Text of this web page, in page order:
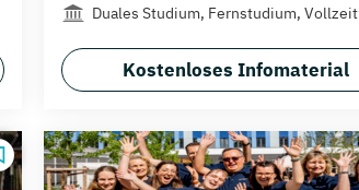
Duales Studium, Fernstudium, Vollzeit
Kostenloses Infomaterial